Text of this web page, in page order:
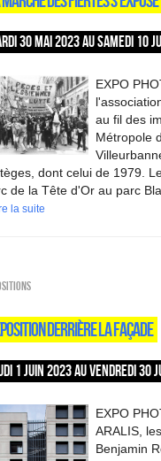
30 MAI 2023 AU SAMEDI 10
EXPO
au fil des
Métropole
dont celui de 1979.
de la Tête d'Or au parc
la suite
DERRIÈRE LA FAÇADE
1 JUIN 2023 AU VENDREDI 30
EXPO
ARALIS,
Benjamin